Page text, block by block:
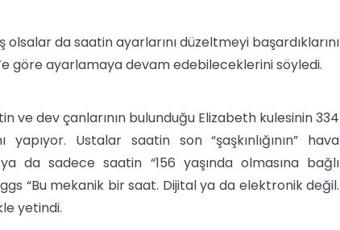
da saatin ayarlarını düzeltmeyi başardıklarını
göre ayarlamaya devam edebileceklerini söyledi.
ve dev çanlarının bulunduğu Elizabeth kulesinin 334
Ustalar saatin son “şaşkınlığının” hava
da sadece saatin “156 yaşında olmasına bağlı
“Bu mekanik bir saat. Dijital ya da elektronik değil.
yetindi.